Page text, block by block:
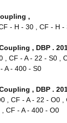
,
- H - 30 , CF - H
, DBP .
, CF - A - 22 - S0
A - 400 - S0
, DBP .
, CF - A - 22 - O0
CF - A - 400 - O0